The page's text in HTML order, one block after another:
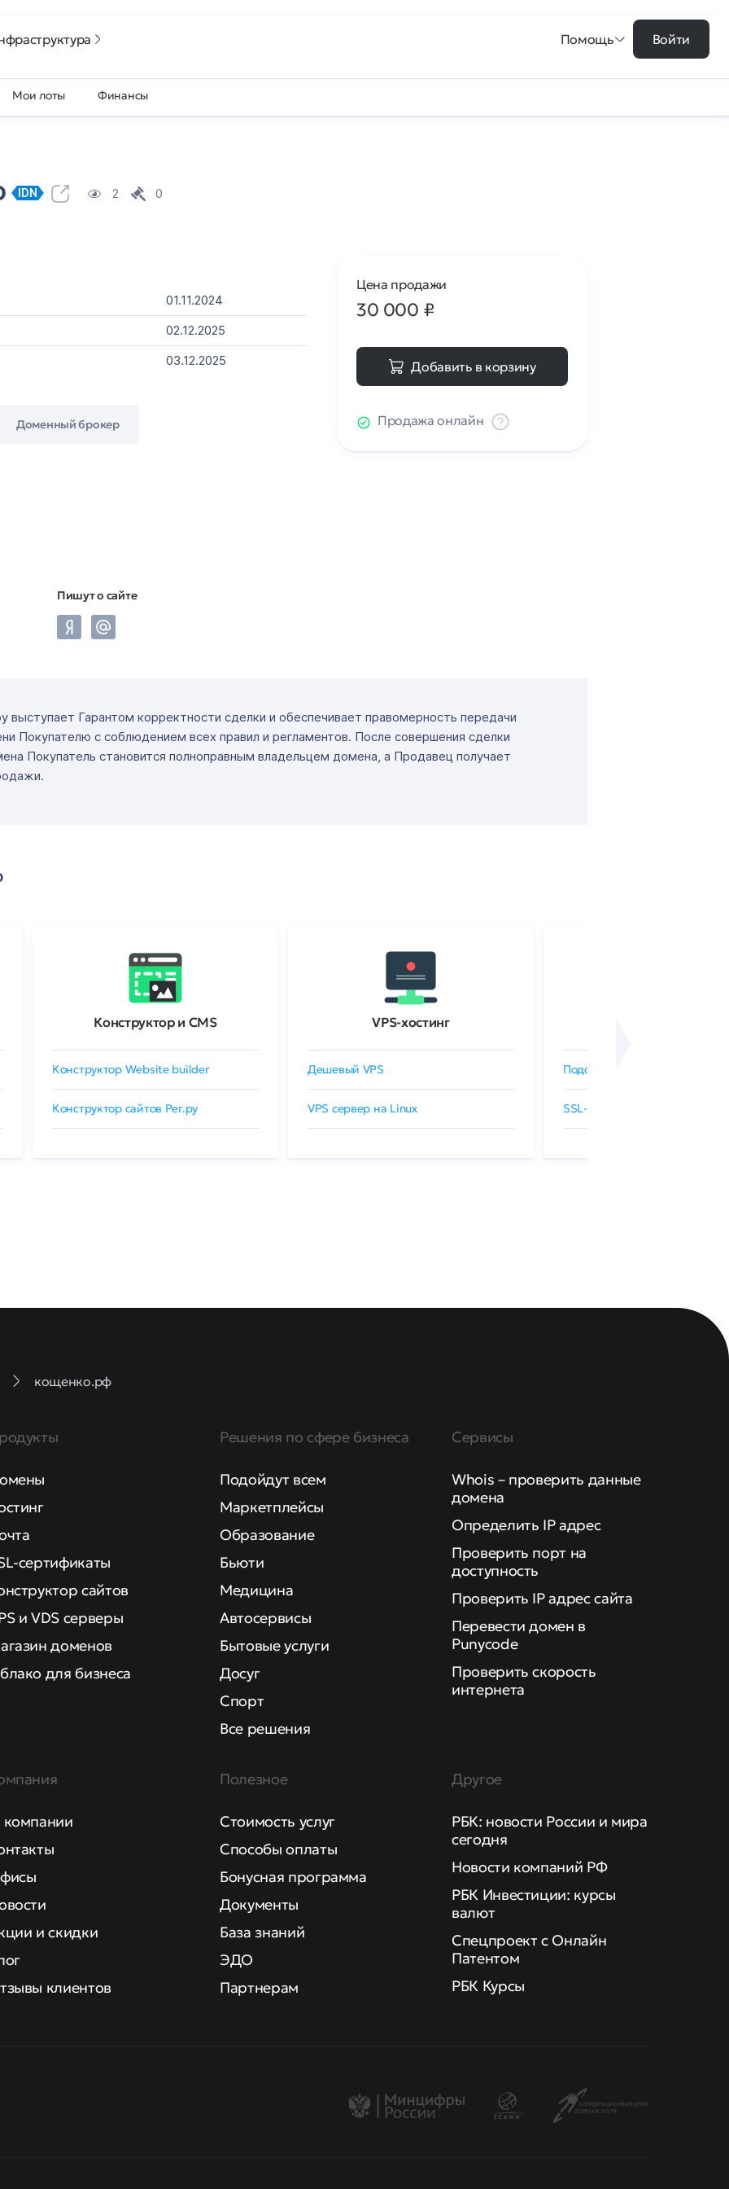
Помощь Войти
Мои лоты Финансы
IDN 2 0
01.11.2024
02.12.2025
03.12.2025
Доменный брокер
Пишут о сайте
Цена продажи
30 000 ₽
Добавить в корзину
Продажа онлайн
выступает Гарантом корректности сделки и обеспечивает правомерность передачи
Покупателю с соблюдением всех правил и регламентов. После совершения сделки
Покупатель становится полноправным владельцем домена, а Продавец получает
Конструктор и CMS
Конструктор Website builder
Конструктор сайтов Рег.ру
VPS-хостинг
Дешевый VPS
VPS сервер на Linux
Подобрать SSL-сертификат
SSL-сертификаты GlobalSign
кощенко.рф
сертификаты
сайтов
и VDS серверы
доменов
для бизнеса
Решения по сфере бизнеса
Подойдут всем
Маркетплейсы
Образование
Бьюти
Медицина
Автосервисы
Бытовые услуги
Досуг
Спорт
Все решения
Сервисы
Whois – проверить данные
домена
Определить IP адрес
Проверить порт на
доступность
Проверить IP адрес сайта
Перевести домен в
Punycode
Проверить скорость
интернета
и скидки
клиентов
Полезное
Стоимость услуг
Способы оплаты
Бонусная программа
Документы
База знаний
ЭДО
Партнерам
Другое
РБК: новости России и мира
сегодня
Новости компаний РФ
РБК Инвестиции: курсы
валют
Спецпроект с Онлайн
Патентом
РБК Курсы